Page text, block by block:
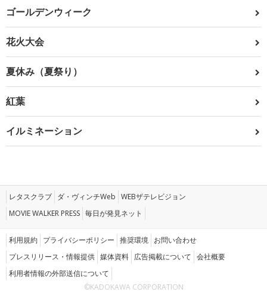
ゴールデンウィーク
花火大会
夏休み（夏祭り）
紅葉
イルミネーション
レタスクラブ ダ・ヴィンチWeb WEBザテレビジョン
MOVIE WALKER PRESS 毎日が発見ネット
利用規約 プライバシーポリシー 推奨環境 お問い合わせ
プレスリリース・情報提供 媒体資料 広告掲載について 会社概要
利用者情報の外部送信について
©KADOKAWA CORPORATION